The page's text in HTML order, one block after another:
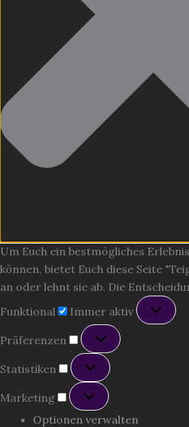
Um Euch ein bestmögliches
können, bietet Euch diese Seite
an oder lehnt sie ab. Die
Funktional
Immer aktiv
Präferenzen
Präferenzen
Statistiken
Statistiken
Marketing
Marketing
Optionen verwalten